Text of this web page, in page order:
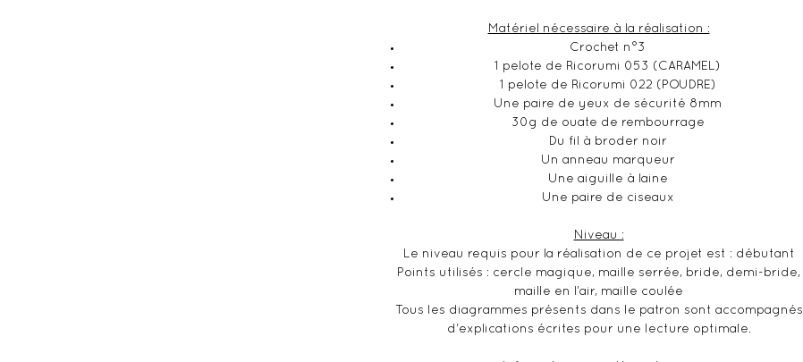
Matériel nécessaire à la réalisation :
Crochet n°3
1 pelote de Ricorumi 053 (CARAMEL)
1 pelote de Ricorumi 022 (POUDRE)
Une paire de yeux de sécurité 8mm
30g de ouate de rembourrage
Du fil à broder noir
Un anneau marqueur
Une aiguille à laine
Une paire de ciseaux
Niveau :
Le niveau requis pour la réalisation de ce projet est : débutant
Points utilisés : cercle magique, maille serrée, bride, demi-bride,
maille en l’air, maille coulée
Tous les diagrammes présents dans le patron sont accompagnés
d'explications écrites pour une lecture optimale.